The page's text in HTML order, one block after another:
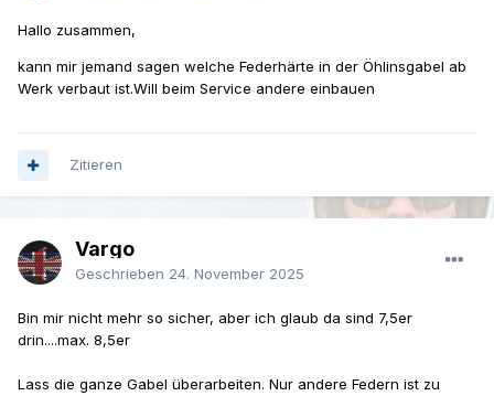
Hallo zusammen,
kann mir jemand sagen welche Federhärte in der Öhlinsgabel ab
Werk verbaut ist.Will beim Service andere einbauen
Zitieren
Vargo
Geschrieben 24. November 2025
Bin mir nicht mehr so sicher, aber ich glaub da sind 7,5er
drin....max. 8,5er
Lass die ganze Gabel überarbeiten. Nur andere Federn ist zu